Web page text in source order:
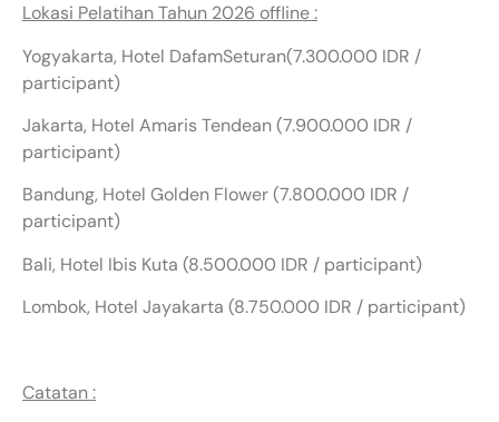
Lokasi Pelatihan Tahun 2026 offline :
Yogyakarta, Hotel DafamSeturan(7.300.000 IDR /
participant)
Jakarta, Hotel Amaris Tendean (7.900.000 IDR /
participant)
Bandung, Hotel Golden Flower (7.800.000 IDR /
participant)
Bali, Hotel Ibis Kuta (8.500.000 IDR / participant)
Lombok, Hotel Jayakarta (8.750.000 IDR / participant)
Catatan :